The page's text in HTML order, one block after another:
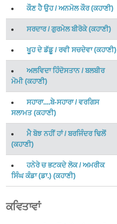
ਕੌਣ ਹੈ ਉਹ/ਅਨਮੋਲ ਕੌਰ(ਕਹਾਣੀ)
ਸਰਦਾਰ/ ਗੁਰਮੇਲ ਬੀਰੋਕੇ(ਕਹਾਣੀ)
ਖੂਹ ਦੇ ਡੱਡੂ/ਰਵੀ ਸਚਦੇਵਾ(ਕਹਾਣੀ)
ਅਲਵਿਦਾ ਹਿੰਦੋਸਤਾਨ/ ਬਲਬੀਰ
ਮੋਮੀ(ਕਹਾਣੀ)
ਸਹਾਰਾ....ਬੇ-ਸਹਾਰਾ/ਵਰਗਿਸ
ਸਲਾਮਤ(ਕਹਾਣੀ)
ਮੈ ਬੋਝ ਨਹੀਂ ਹਾਂ/ ਬਰਜਿੰਦਰ ਢਿਲੋਂ
(ਕਹਾਣੀ)
ਹਨੇਰੇ ਚ ਭਟਕਦੇ ਲੋਕ/ਅਮਰੀਕ
ਸਿੰਘ ਕੰਡਾ (ਡਾ.) (ਕਹਾਣੀ)
ਕਵਿਤਾਵਾਂ